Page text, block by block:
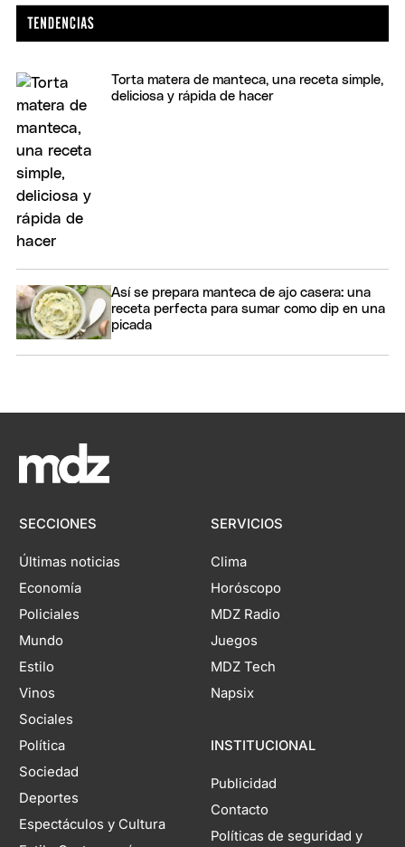
Torta matera de manteca, una receta simple,
deliciosa y rápida de hacer
Así se prepara manteca de ajo casera: una
receta perfecta para sumar como dip en una
picada
SECCIONES
Últimas noticias
Economía
Policiales
Mundo
Estilo
Vinos
Sociales
Política
Sociedad
Deportes
Espectáculos y Cultura
SERVICIOS
Clima
Horóscopo
MDZ Radio
Juegos
MDZ Tech
Napsix
INSTITUCIONAL
Publicidad
Contacto
Políticas de seguridad y